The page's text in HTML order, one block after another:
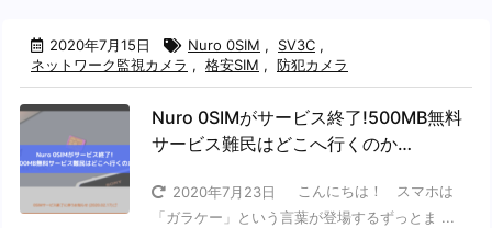
2020年7月15日 Nuro 0SIM , SV3C ,
ネットワーク監視カメラ , 格安SIM , 防犯カメラ
Nuro 0SIMがサービス終了!500MB無料
サービス難民はどこへ行くのか…
2020年7月23日
こんにちは！ スマホは
「ガラケー」という言葉が登場するずっとま ...